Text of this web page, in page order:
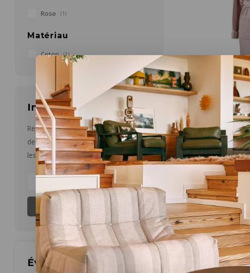
Rose (1)
Matériau
Coton (1)
Infolettre
Restez informé par courriel des
dernières nouvelles et des offres sur
les produits
Évaluations
Aquanova
Viggo
diverse maten
€79,98
Meer opties
Medium
Extra
Large
Les plus vus